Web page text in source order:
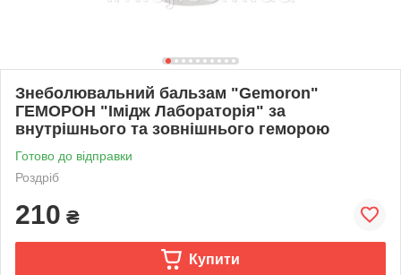
Знеболювальний бальзам "Gemoron"
ГЕМОРОН "Імідж Лабораторія" за
внутрішнього та зовнішнього геморою
Готово до відправки
Роздріб
210 ₴
Купити